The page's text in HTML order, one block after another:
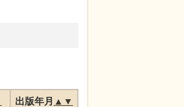
出版年月 ▲ ▼